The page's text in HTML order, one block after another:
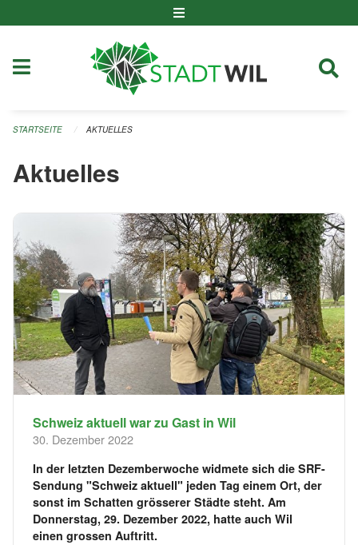
STARTSEITE AKTUELLES
Aktuelles
Schweiz aktuell war zu Gast in Wil
30. Dezember 2022
In der letzten Dezemberwoche widmete sich die SRF-
Sendung "Schweiz aktuell" jeden Tag einem Ort, der
sonst im Schatten grösserer Städte steht. Am
Donnerstag, 29. Dezember 2022, hatte auch Wil
einen grossen Auftritt.